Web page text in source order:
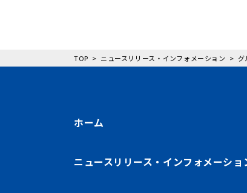
TOP ニュースリリース・インフォメーション グ
ホーム
ニュースリリース・インフォメーショ